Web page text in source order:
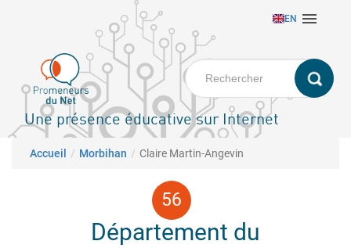
principal
EN 
Une présence éducative sur Internet
Fil d'Ariane
Accueil Morbihan Claire Martin-Angevin
Département du